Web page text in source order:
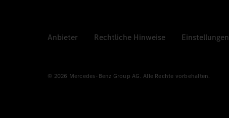
Anbieter Rechtliche Hinweise Einstellungen
© 2026 Mercedes-Benz Group AG. Alle Rechte vorbehalten.